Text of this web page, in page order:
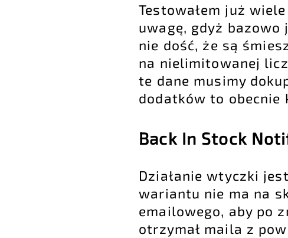
Testowałem już
uwagę, gdyż
nie dość, że są
na nielimitowanej
te dane musimy
dodatków to obecnie
Back In Stock
Działanie wtyczki
wariantu nie ma na
emailowego, aby po
otrzymał maila z